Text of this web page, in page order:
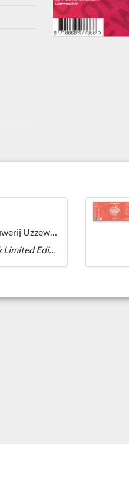
Dorpsbrouwerij Uzzewuzze
Krent Bock Limited Edition